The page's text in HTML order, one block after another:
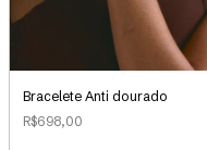
Bracelete Anti dourado
R$698,00